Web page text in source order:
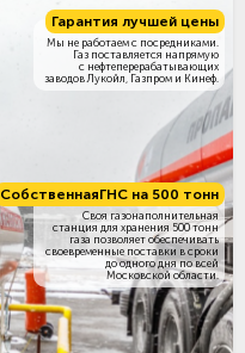
СобственнаяГНС на 500 тонн
Своя газонаполнительная
станция для хранения 500 тонн
газа позволяет обеспечивать
своевременные поставки в сроки
до одного дня по всей
Московской области.
Гарантия лучшей цены
Мы не работаем с посредниками.
Газ поставляется напрямую
с нефтеперерабатывающих
заводов Лукойл, Газпром и Кинеф.